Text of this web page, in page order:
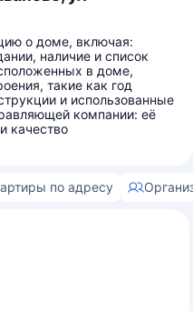
о доме, включая:
наличие и список
в доме,
такие как год
и использованные
компании: её
качество
по адресу